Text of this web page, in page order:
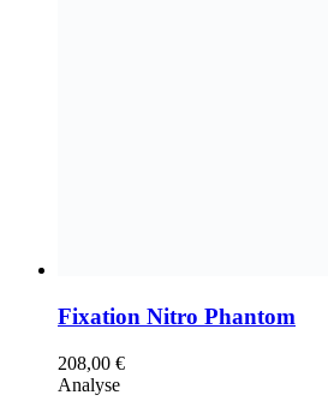
Fixation Nitro Phantom
208,00 €
Analyse